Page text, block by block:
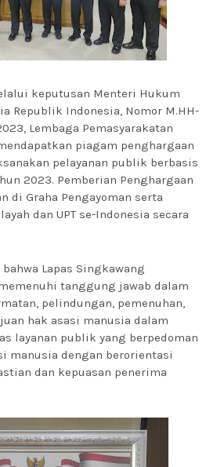
keputusan Menteri Hukum
Republik Indonesia, Nomor M.HH-
Lembaga Pemasyarakatan
piagam penghargaan
pelayanan publik berbasis
2023. Pemberian Penghargaan
di Graha Pengayoman serta
dan UPT se-Indonesia secara
Lapas Singkawang
tanggung jawab dalam
pelindungan, pemenuhan,
hak asasi manusia dalam
layanan publik yang berpedoman
manusia dengan berorientasi
dan kepuasan penerima